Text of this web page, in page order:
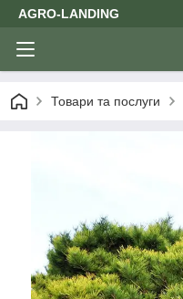
AGRO-LANDING
Товари та послуги